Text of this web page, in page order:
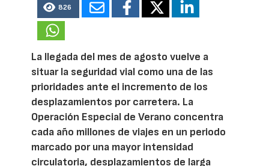
826
La llegada del mes de agosto vuelve a
situar la seguridad vial como una de las
prioridades ante el incremento de los
desplazamientos por carretera. La
Operación Especial de Verano concentra
cada año millones de viajes en un periodo
marcado por una mayor intensidad
circulatoria, desplazamientos de larga